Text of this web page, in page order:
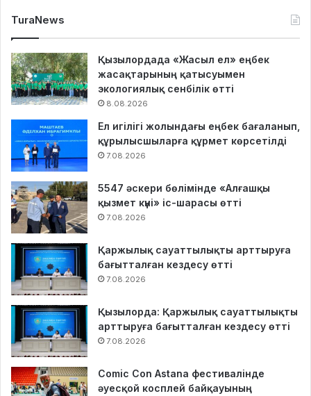
TuraNews
Қызылордада «Жасыл ел» еңбек
жасақтарының қатысуымен
экологиялық сенбілік өтті
8.08.2026
Ел игілігі жолындағы еңбек бағаланып,
құрылысшыларға құрмет көрсетілді
7.08.2026
5547 әскери бөлімінде «Алғашқы
қызмет күні» іс-шарасы өтті
7.08.2026
Қаржылық сауаттылықты арттыруға
бағытталған кездесу өтті
7.08.2026
Қызылорда: Қаржылық сауаттылықты
арттыруға бағытталған кездесу өтті
7.08.2026
Comic Con Astana фестивалінде
әуесқой косплей байқауының